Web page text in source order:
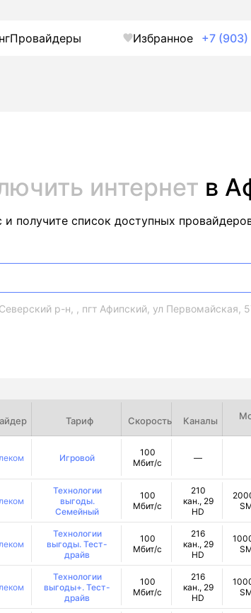
Провайдеры Избранное +7
интернет в
и получите список доступных
р-н, , пгт Афипский, ул Первомайская,
Тариф Скорость Каналы
Игровой
100
Мбит/с
—
Технологии
выгоды.
Семейный
100
Мбит/с
210
кан., 29
HD
Технологии
выгоды. Тест-
драйв
100
Мбит/с
216
кан., 29
HD
Технологии
выгоды+. Тест-
драйв
100
Мбит/с
216
кан., 29
HD